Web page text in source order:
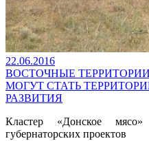
22.06.2016
ВОСТОЧНЫЕ
МОГУТ СТАТЬ
РАЗВИТИЯ
Кластер «Донское
губернаторских проектов